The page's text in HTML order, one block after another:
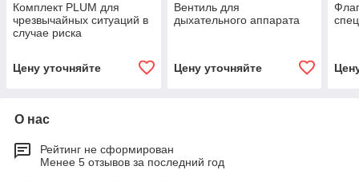
Комплект PLUM для
чрезвычайных ситуаций в
случае риска
химического повреждения
(4787)
Цену уточняйте
Вентиль для
дыхательного аппарата
Цену уточняйте
О нас
Рейтинг не сформирован
Менее 5 отзывов за последний год